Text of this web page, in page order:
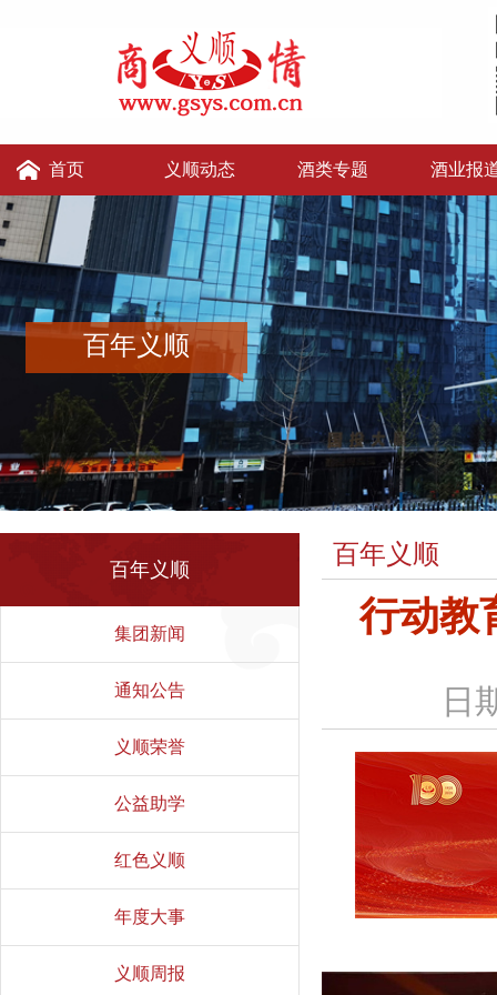
首页 义顺动态 酒类专题 酒业报
义顺讲堂 义顺老张的店 义顺酒便利
百年义顺
百年义顺
集团新闻
通知公告
义顺荣誉
公益助学
红色义顺
年度大事
义顺周报
百年义顺
行动教
日